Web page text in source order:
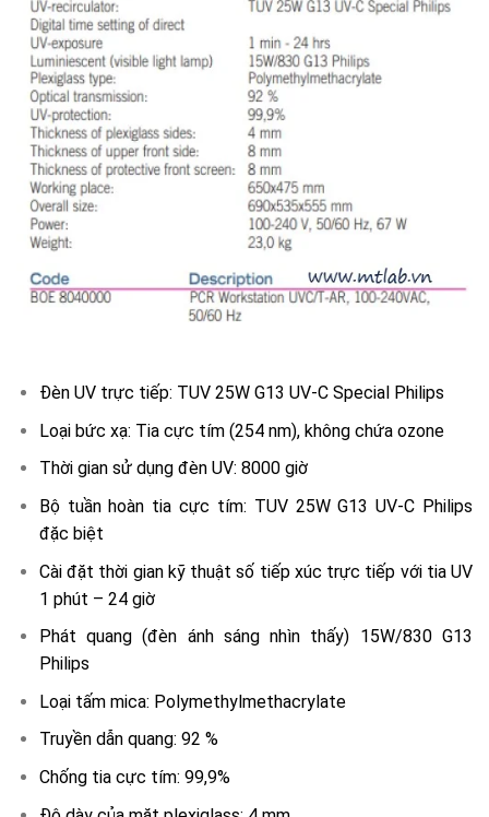
Đèn UV trực tiếp: TUV 25W G13 UV-C Special Philips
Loại bức xạ: Tia cực tím (254 nm), không chứa ozone
Thời gian sử dụng đèn UV: 8000 giờ
Bộ tuần hoàn tia cực tím: TUV 25W G13 UV-C Philips
đặc biệt
Cài đặt thời gian kỹ thuật số tiếp xúc trực tiếp với tia UV
1 phút – 24 giờ
Phát quang (đèn ánh sáng nhìn thấy) 15W/830 G13
Philips
Loại tấm mica: Polymethylmethacrylate
Truyền dẫn quang: 92 %
Chống tia cực tím: 99,9%